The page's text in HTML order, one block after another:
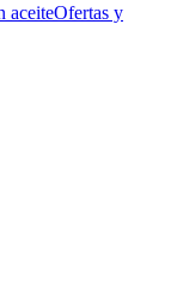
aceiteOfertas y